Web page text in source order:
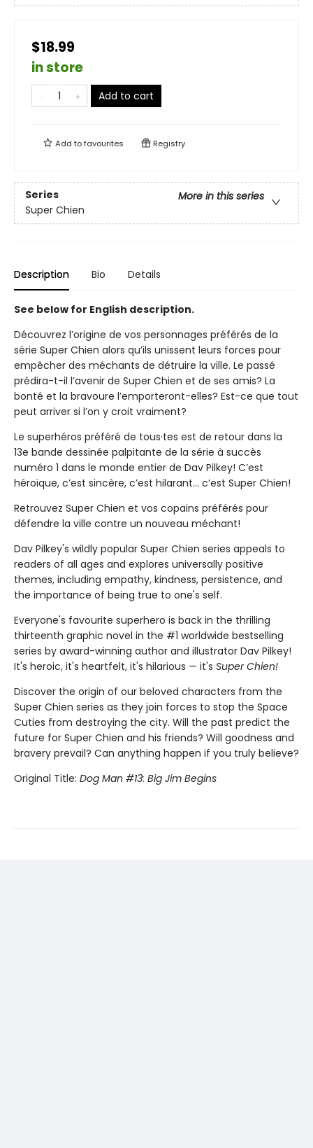
$18.99
in store
Add to cart
Add tofavourites Registry
Series
More in this series
Super Chien
Description Bio Details
See below for English description.
Découvrez l’origine de vos personnages préférés de la
série Super Chien alors qu’ils unissent leurs forces pour
empêcher des méchants de détruire la ville. Le passé
prédira-t-il l’avenir de Super Chien et de ses amis? La
bonté et la bravoure l’emporteront-elles? Est-ce que tout
peut arriver si l’on y croit vraiment?
Le superhéros préféré de tous·tes est de retour dans la
13e bande dessinée palpitante de la série à succès
numéro 1 dans le monde entier de Dav Pilkey! C’est
héroïque, c’est sincère, c’est hilarant... c’est Super Chien!
Retrouvez Super Chien et vos copains préférés pour
défendre la ville contre un nouveau méchant!
Dav Pilkey's wildly popular Super Chien series appeals to
readers of all ages and explores universally positive
themes, including empathy, kindness, persistence, and
the importance of being true to one's self.
Everyone's favourite superhero is back in the thrilling
thirteenth graphic novel in the #1 worldwide bestselling
series by award-winning author and illustrator Dav Pilkey!
It's heroic, it's heartfelt, it's hilarious — it's Super Chien!
Discover the origin of our beloved characters from the
Super Chien series as they join forces to stop the Space
Cuties from destroying the city. Will the past predict the
future for Super Chien and his friends? Will goodness and
bravery prevail? Can anything happen if you truly believe?
Original Title: Dog Man #13: Big Jim Begins